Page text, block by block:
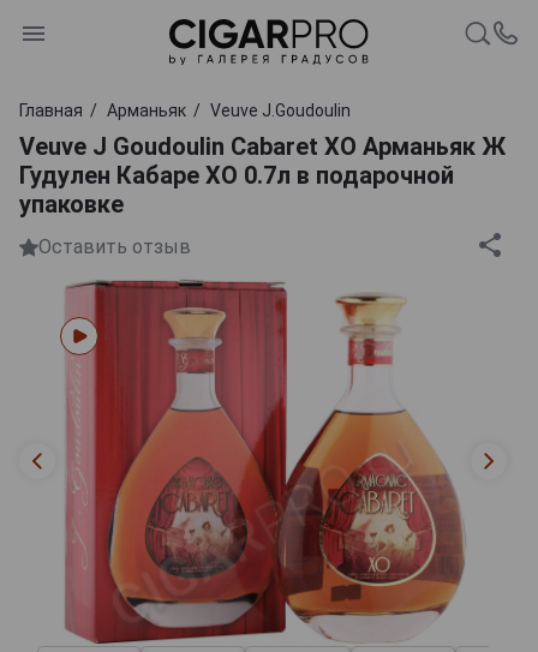
Главная Арманьяк Veuve J.Goudoulin
Veuve J Goudoulin Cabaret XO Арманьяк Ж
Гудулен Кабаре ХО 0.7л в подарочной
упаковке
Оставить отзыв